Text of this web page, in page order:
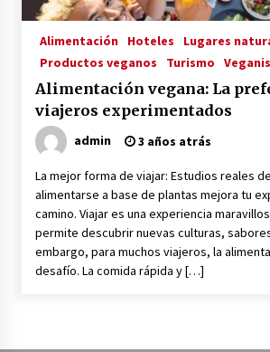
Vegetal
3 años atrás
el Mundo Empresarial
3 años atrás
Viajar en moto por
3 años atrás
Alimentación Hoteles
Lugares
Productos veganos
Turismo
Alimentación vegana: La
viajeros experimentados
admin 3 años atrás
La mejor forma de viajar: Estudios reales
alimentarse a base de plantas mejora tu
camino. Viajar es una experiencia
permite descubrir nuevas culturas,
embargo, para muchos viajeros, la
desafío. La comida rápida y […]